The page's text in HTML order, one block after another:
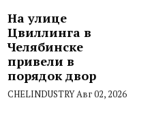
На улице
Цвиллинга в
Челябинске
привели в
порядок двор
CHELINDUSTRYАвг 02, 2026